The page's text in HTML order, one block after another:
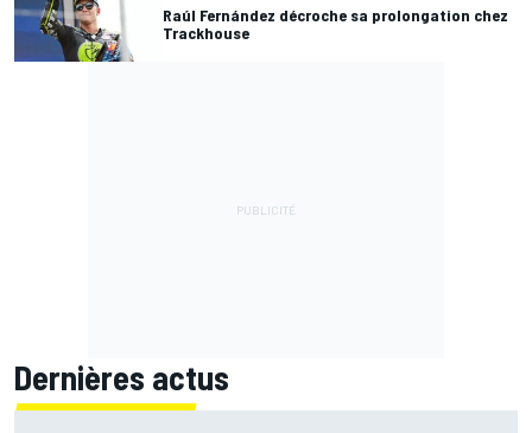
Raúl Fernández décroche sa prolongation chez
Trackhouse
Dernières actus